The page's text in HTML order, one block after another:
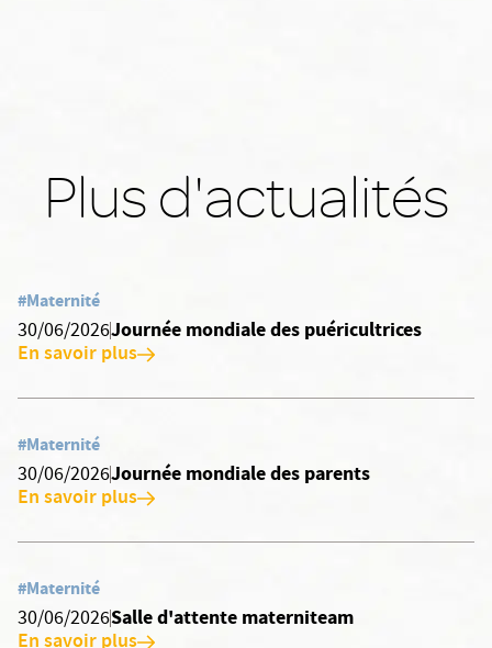
Plus d'actualités
#Maternité
30/06/2026Journée mondiale des puéricultrices
En savoir plus
#Maternité
30/06/2026Journée mondiale des parents
En savoir plus
#Maternité
30/06/2026Salle d'attente materniteam